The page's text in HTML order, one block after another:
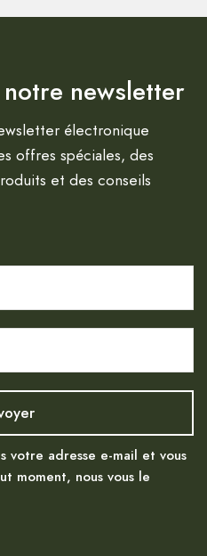
newsletter
électronique
offres spéciales, des
et des conseils
votre adresse e-mail et vous
moment, nous vous le